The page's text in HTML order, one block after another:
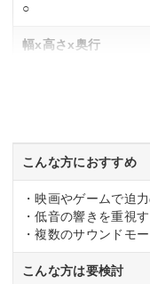
○
幅x高さx奥行
約2.3kg
こんな方におすすめ
・映画やゲームで迫
・低音の響きを重視す
・複数のサウンドモ
こんな方は要検討